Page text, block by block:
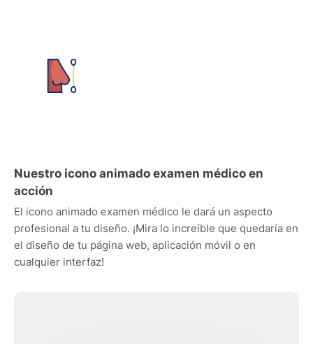
Nuestro icono animado examen médico en
acción
El icono animado examen médico le dará un aspecto
profesional a tu diseño. ¡Mira lo increíble que quedaría en
el diseño de tu página web, aplicación móvil o en
cualquier interfaz!